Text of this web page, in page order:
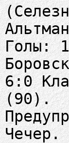
Голы:
6:0
(90).
Чечер.